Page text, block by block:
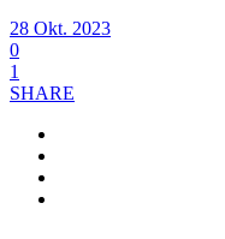
28 Okt. 2023
0
1
SHARE